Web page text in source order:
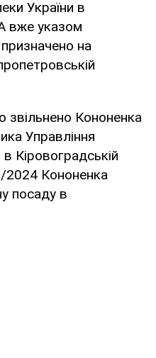
України в
вже указом
на
Кононенка
Управління
Кіровоградській
2024 Кононенка
посаду в